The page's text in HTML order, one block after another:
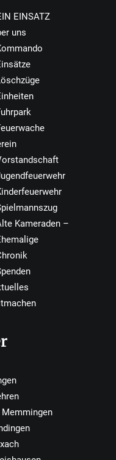
EINSATZ
uns
Kameraden –